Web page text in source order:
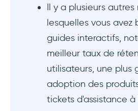
Il y a plusieurs autres
lesquelles vous avez
guides interactifs,
meilleur taux de
utilisateurs, une plus
adoption des
tickets d'assistance